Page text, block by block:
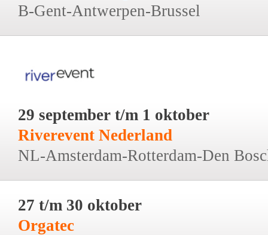
B-Gent-Antwerpen-Brussel
29 september t/m 1 oktober
Riverevent Nederland
NL-Amsterdam-Rotterdam-Den
27 t/m 30 oktober
Orgatec